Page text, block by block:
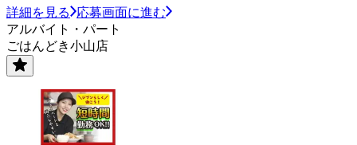
詳細を見る
応募画面に進む
アルバイト・パート
ごはんどき小山店